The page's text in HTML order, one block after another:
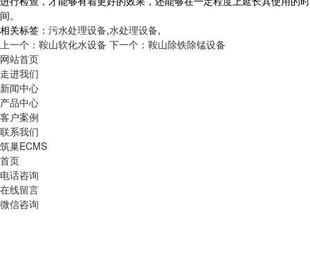
间。
相关标签： 污水处理设备,水处理设备,
上一个：鞍山软化水设备 下一个：鞍山除铁除锰设备
网站首页
走进我们
新闻中心
产品中心
客户案例
联系我们
筑巢ECMS
首页
电话咨询
在线留言
微信咨询